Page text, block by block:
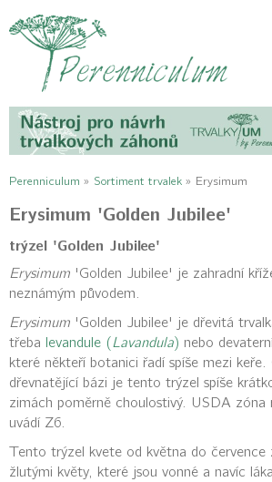
Perenniculum » Sortiment trvalek » Erysimum
Erysimum 'Golden Jubilee'
trýzel 'Golden Jubilee'
Erysimum 'Golden Jubilee' je zahradní
neznámým původem.
Erysimum 'Golden Jubilee' je dřevitá
třeba levandule (Lavandula) nebo
které někteří botanici řadí spíše mezi keře.
dřevnatějící bázi je tento trýzel spíše
zimách poměrně choulostivý. USDA zóna
uvádí Z6.
Tento trýzel kvete od května do července
žlutými květy, které jsou vonné a navíc